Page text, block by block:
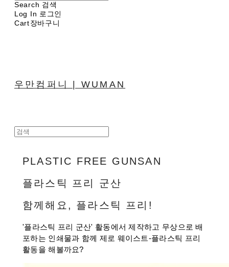
Search 검색
Log In 로그인
Cart장바구니
우만컴퍼니 | WUMAN
PLASTIC FREE GUNSAN
플라스틱 프리 군산
함께해요, 플라스틱 프리!
'플라스틱 프리 군산' 활동에서 제작하고 무상으로 배
포하는 인쇄물과 함께 제로 웨이스트-플라스틱 프리
활동을 해볼까요?